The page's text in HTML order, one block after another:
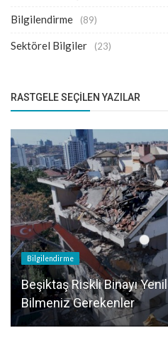
Bilgilendirme (89)
Sektörel Bilgiler (23)
RASTGELE SEÇILEN YAZILAR
Bilgilendirme
Beşiktaş Riskli Binayı
Bilmeniz Gerekenler